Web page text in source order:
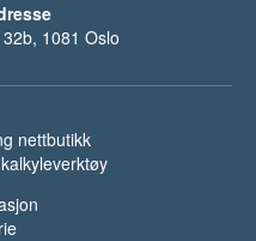
1081 Oslo
nettbutikk